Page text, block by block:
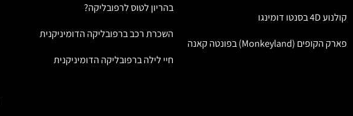
קולנוע 4D בסנטו דומינגו
פארק הקופים (Monkeyland) בפונטה קאנה
בהריון לטוס לרפובליקה?
השכרת רכב ברפובליקה הדומיניקנית
חיי לילה ברפובליקה הדומיניקנית